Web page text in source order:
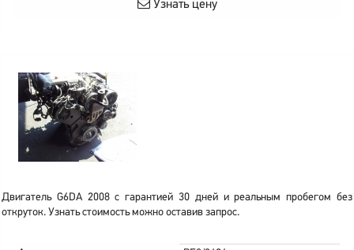
Узнать цену
Двигатель G6DA 2008 с гарантией 30 дней и реальным пробегом без
откруток. Узнать стоимость можно оставив запрос.